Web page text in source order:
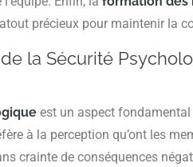
précieux pour maintenir la
la Sécurité
est un aspect fondamental
à la perception qu’ont les
crainte de conséquences